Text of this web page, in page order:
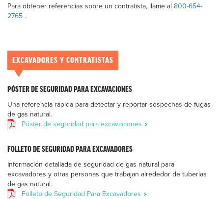
Para obtener referencias sobre un contratista, llame al 800-654-
2765 .
EXCAVADORES Y CONTRATISTAS
PÓSTER DE SEGURIDAD PARA EXCAVACIONES
Una referencia rápida para detectar y reportar sospechas de fugas
de gas natural.
Póster de seguridad para excavaciones
FOLLETO DE SEGURIDAD PARA EXCAVADORES
Información detallada de seguridad de gas natural para
excavadores y otras personas que trabajan alrededor de tuberías
de gas natural.
Folleto de Seguridad Para Excavadores